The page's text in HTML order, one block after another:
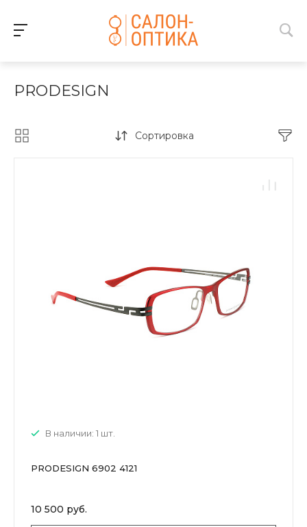
PRODESIGN
Сортировка
В наличии: 1 шт.
PRODESIGN 6902 4121
10 500 руб.